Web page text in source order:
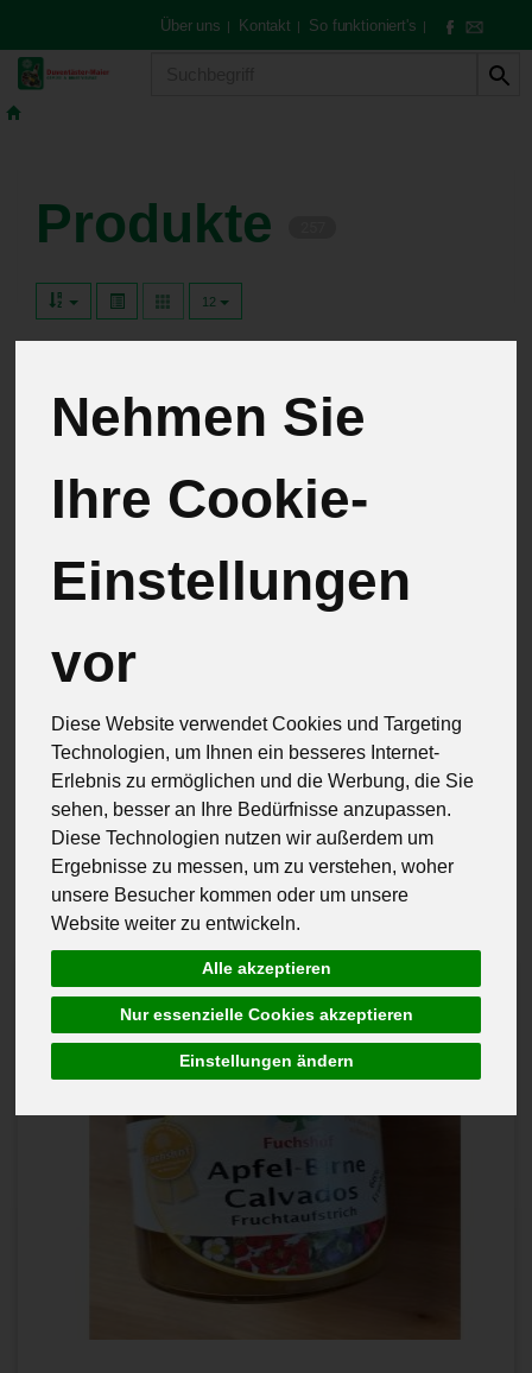
Nehmen Sie
Ihre Cookie-
Einstellungen
vor
Diese Website verwendet Cookies und Targeting
Technologien, um Ihnen ein besseres Internet-
Erlebnis zu ermöglichen und die Werbung, die Sie
sehen, besser an Ihre Bedürfnisse anzupassen.
Diese Technologien nutzen wir außerdem um
Ergebnisse zu messen, um zu verstehen, woher
unsere Besucher kommen oder um unsere
Website weiter zu entwickeln.
Alle akzeptieren
Nur essenzielle Cookies akzeptieren
Einstellungen ändern
Über uns | Kontakt | So funktioniert's |
Produkte
12
Gemüse & Obst
Hofeigene Spezialitäten
Feinkost & Geschenke